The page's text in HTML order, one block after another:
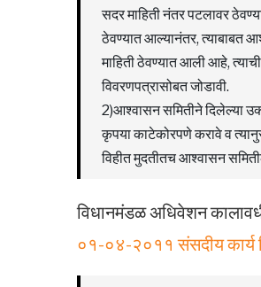
सदर माहिती नंतर पटलावर
ठेवण्यात आल्यानंतर, त्याबाबत
माहिती ठेवण्यात आली आहे,
विवरणपत्रासोबत जोडावी.
2)आश्वासन समितीने दिलेल्या
कृपया काटेकोरपणे करावे व
विहीत मुदतीतच आश्वासन
विधानमंडळ अधिवेशन
०१-०४-२०११ संसदीय कार्य